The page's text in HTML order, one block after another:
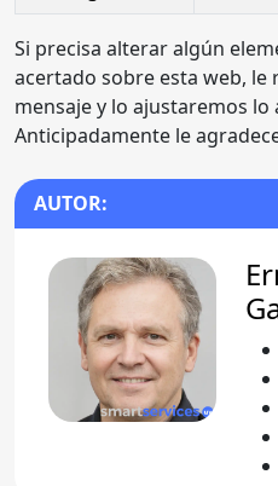
Si precisa alterar algún
acertado sobre esta web,
mensaje y lo ajustaremos lo
Anticipadamente le
AUTOR: